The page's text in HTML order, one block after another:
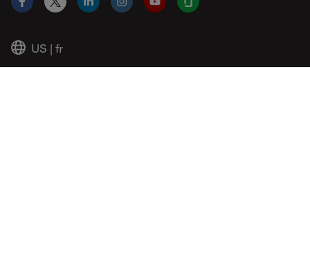
US | fr
Facebook
X LinkedInInstagramYouTubeGlassdoor